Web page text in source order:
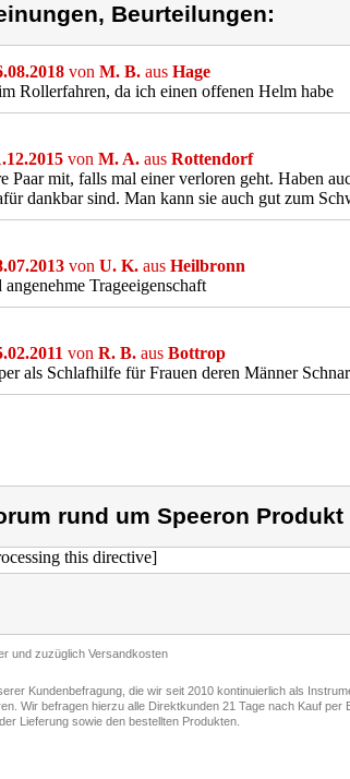
Beurteilungen:
von M. B. aus Hage
Rollerfahren, da ich einen offenen Helm habe
von M. A. aus Rottendorf
Paar mit, falls mal einer verloren geht. Haben
dankbar sind. Man kann sie auch gut zum
von U. K. aus Heilbronn
Trageeigenschaft
von R. B. aus Bottrop
als Schlafhilfe für Frauen deren Männer
rund um Speeron Produkt
this directive]
und zuzüglich Versandkosten
Kundenbefragung, die wir seit 2010 kontinuierlich als
Wir befragen hierzu alle Direktkunden 21 Tage nach Kauf per
Lieferung sowie den bestellten Produkten.